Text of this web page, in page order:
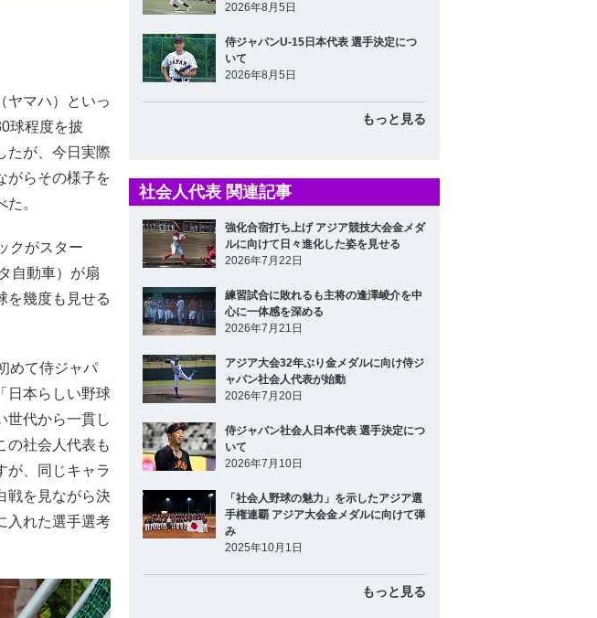
ヤマハ）といっ
球程度を披
たが、今日実際
がらその様子を
。
クがスター
自動車）が扇
を幾度も見せる
めて侍ジャパ
日本らしい野球
世代から一貫し
の社会人代表も
が、同じキャラ
戦を見ながら決
入れた選手選考
2026年8月5日
侍ジャパンU-15日本代表 選手決定につ
いて
2026年8月5日
もっと見る
社会人代表 関連記事
強化合宿打ち上げ アジア競技大会金メダ
ルに向けて日々進化した姿を見せる
2026年7月22日
練習試合に敗れるも主将の逢澤崚介を中
心に一体感を深める
2026年7月21日
アジア大会32年ぶり金メダルに向け侍ジ
ャパン社会人代表が始動
2026年7月20日
侍ジャパン社会人日本代表 選手決定につ
いて
2026年7月10日
「社会人野球の魅力」を示したアジア選
手権連覇 アジア大会金メダルに向けて弾
み
2025年10月1日
もっと見る